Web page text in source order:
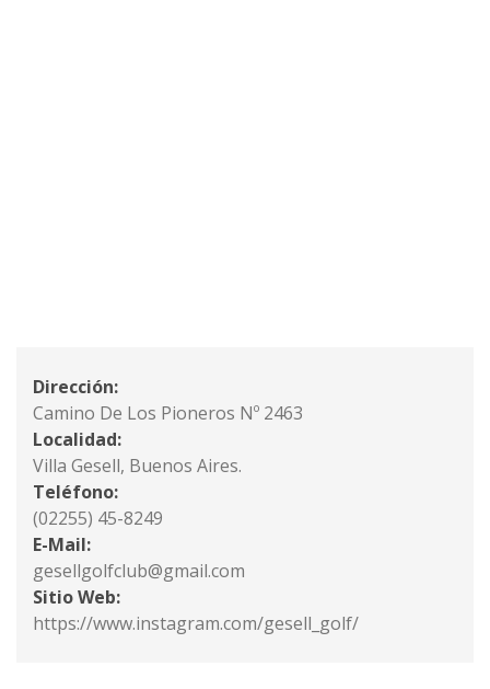
Dirección:
Camino De Los Pioneros Nº 2463
Localidad:
Villa Gesell, Buenos Aires.
Teléfono:
(02255) 45-8249
E-Mail:
gesellgolfclub@gmail.com
Sitio Web:
https://www.instagram.com/gesell_golf/